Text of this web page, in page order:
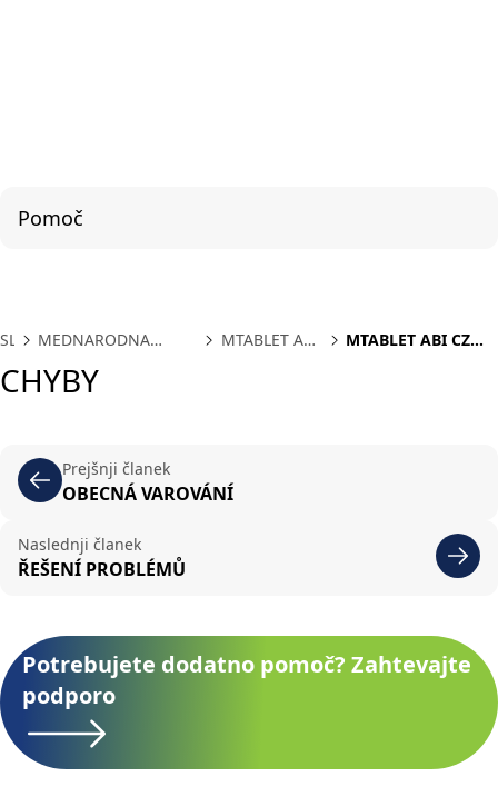
Pomoč
SL
MEDNARODNA
MTABLET ABI
MTABLET ABI CZ
CHYBY
Prejšnji članek
OBECNÁ VAROVÁNÍ
Naslednji članek
ŘEŠENÍ PROBLÉMŮ
Potrebujete dodatno pomoč? Zahtevajte
podporo